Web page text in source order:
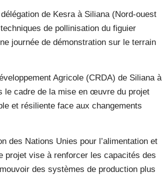
de Kesra à Siliana (Nord-ouest
de pollinisation du figuier
journée de démonstration sur le terrain
Agricole (CRDA) de Siliana à
le cadre de la mise en œuvre du projet
et résiliente face aux changements
des Nations Unies pour l’alimentation et
projet vise à renforcer les capacités des
des systèmes de production plus